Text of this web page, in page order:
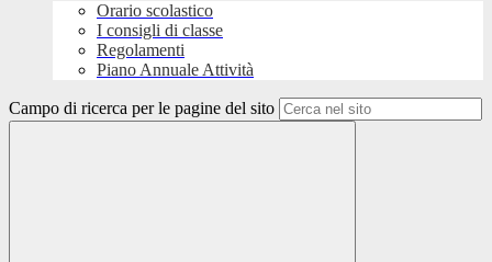
Orario scolastico
I consigli di classe
Regolamenti
Piano Annuale Attività
Campo di ricerca per le pagine del sito